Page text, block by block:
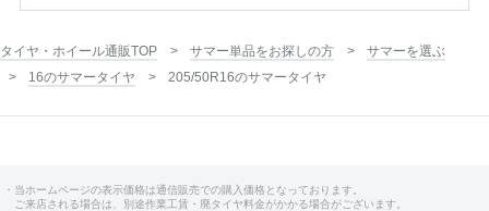
タイヤ・ホイール通販TOP サマー単品をお探しの方
サマーを選ぶ
16のサマータイヤ
205/50R16のサマータイヤ
・当ホームページの表示価格は通信販売での購入価格となっております。
ご来店される場合は、別途作業工賃・廃タイヤ料金がかかる場合がございます。